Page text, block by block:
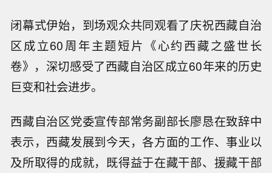
闭幕式伊始，到场观众共同观看了庆祝西藏自治
区成立60周年主题短片《心约西藏之盛世长
卷》，深切感受了西藏自治区成立60年来的历史
巨变和社会进步。
西藏自治区党委宣传部常务副部长廖恳在致辞中
表示，西藏发展到今天，各方面的工作、事业以
及所取得的成就，既得益于在藏干部、援藏干部